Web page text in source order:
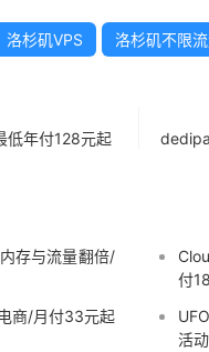
洛杉矶VPS 洛杉矶不限
低年付128元起
存与流量翻倍/
付
商/月付33元起
活